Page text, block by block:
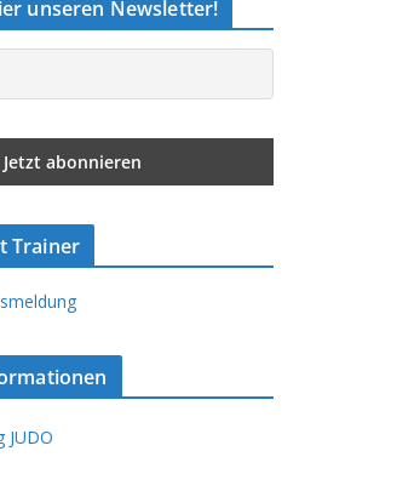
unseren Newsletter!
Trainer
JUDO